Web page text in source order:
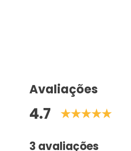
Avaliações
4.7
3 avaliações